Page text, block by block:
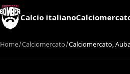
Calcio italiano
Home Calciomercato Calciomercato,